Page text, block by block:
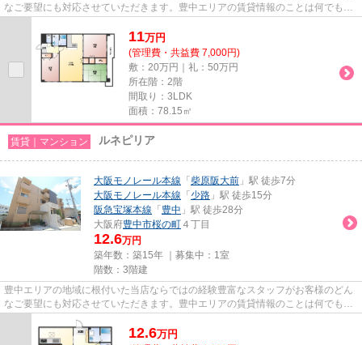
なご要望にも対応させていただきます。豊中エリアの賃貸情報のことは何でもお
11万円
(管理費・共益費 7,000円)
敷：20万円｜礼：50万円
所在階：2階
間取り：3LDK
面積：78.15㎡
賃貸｜マンション ルネピリア
大阪モノレール本線 「 柴原阪大前 」駅 徒歩7分
大阪モノレール本線 「 少路 」駅 徒歩15分
阪急宝塚本線 「 豊中 」駅 徒歩28分
大阪府豊中市桜の町 ４丁目
12.6万円
築年数：築15年 ｜募集中： 1室
階数：3階建
豊中エリアの地域に根付いた当店ならではの経験豊富なスタッフがお客様のどん
なご要望にも対応させていただきます。豊中エリアの賃貸情報のことは何でもお
気軽にご相談ください。一生...
12.6万円